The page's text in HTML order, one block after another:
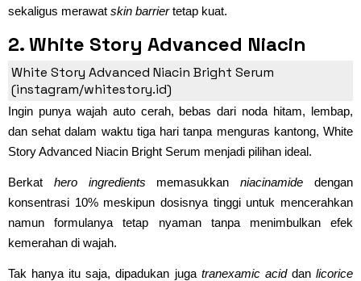
sekaligus merawat skin barriertetap kuat.
2. White Story Advanced Niacin
Bright Serum (Rp27.000)
White Story Advanced Niacin Bright Serum
(instagram/whitestory.id)
Ingin punya wajah auto cerah, bebas dari noda hitam, lembap,
dan sehat dalam waktu tiga hari tanpa menguras kantong, White
Story Advanced Niacin Bright Serum menjadi pilihan ideal.
Berkat hero ingredients memasukkanniacinamide dengan
konsentrasi 10% meskipun dosisnya tinggi untuk mencerahkan
namun formulanya tetap nyaman tanpa menimbulkan efek
kemerahan di wajah.
Tak hanya itu saja, dipadukan juga tranexamic aciddanlicorice